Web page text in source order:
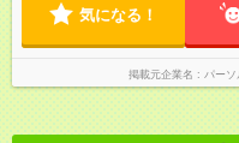
気になる！
掲載元企業名 パー